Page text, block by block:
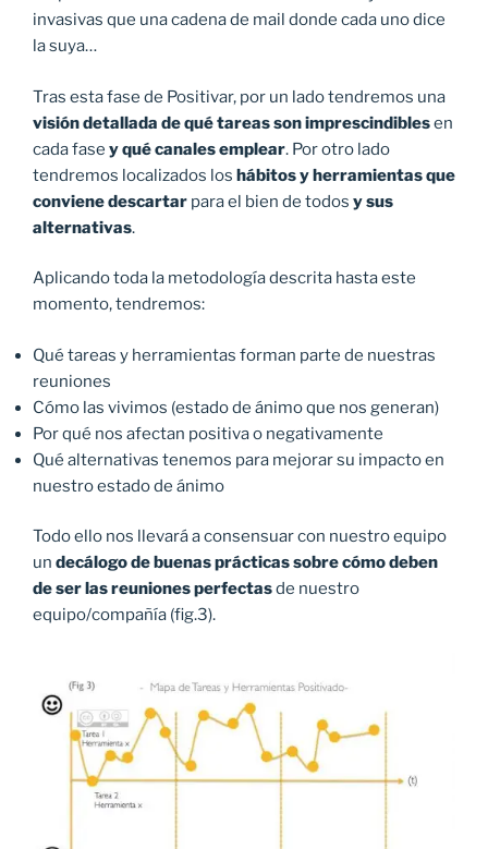
invasivas que una cadena de mail donde cada uno dice
la suya…
Tras esta fase de Positivar, por un lado tendremos una
visión detallada de qué tareas son imprescindiblesen
cada fase y qué canales emplear. Por otro lado
tendremos localizados los hábitos y herramientas que
conviene descartar para el bien de todos y sus
alternativas.
Aplicando toda la metodología descrita hasta este
momento, tendremos:
Qué tareas y herramientas forman parte de nuestras
reuniones
Cómo las vivimos (estado de ánimo que nos generan)
Por qué nos afectan positiva o negativamente
Qué alternativas tenemos para mejorar su impacto en
nuestro estado de ánimo
Todo ello nos llevará a consensuar con nuestro equipo
un decálogo de buenas prácticas sobre cómo deben
de ser las reuniones perfectasde nuestro
equipo/compañía (fig.3).